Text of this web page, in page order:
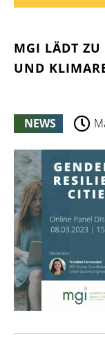
MGI LÄDT ZU
UND
NEWS